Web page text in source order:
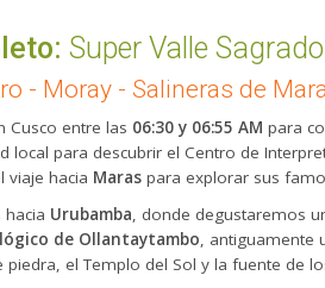
Super Valle
- Moray - Salineras de
Cusco entre las 06:30 y 06:55 AM para
local para descubrir el Centro de
viaje hacia Maras para explorar sus
Urubamba, donde degustaremos
de Ollantaytambo, antiguamente
el Templo del Sol y la fuente de